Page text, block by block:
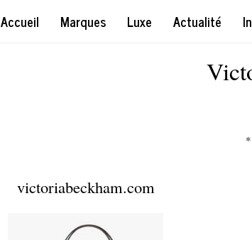
Accueil Marques Luxe Actualité
victoriabeckham.com